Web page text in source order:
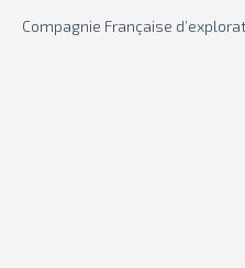
Compagnie Française